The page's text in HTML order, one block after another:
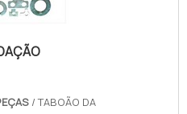
/ TABOÃO DA